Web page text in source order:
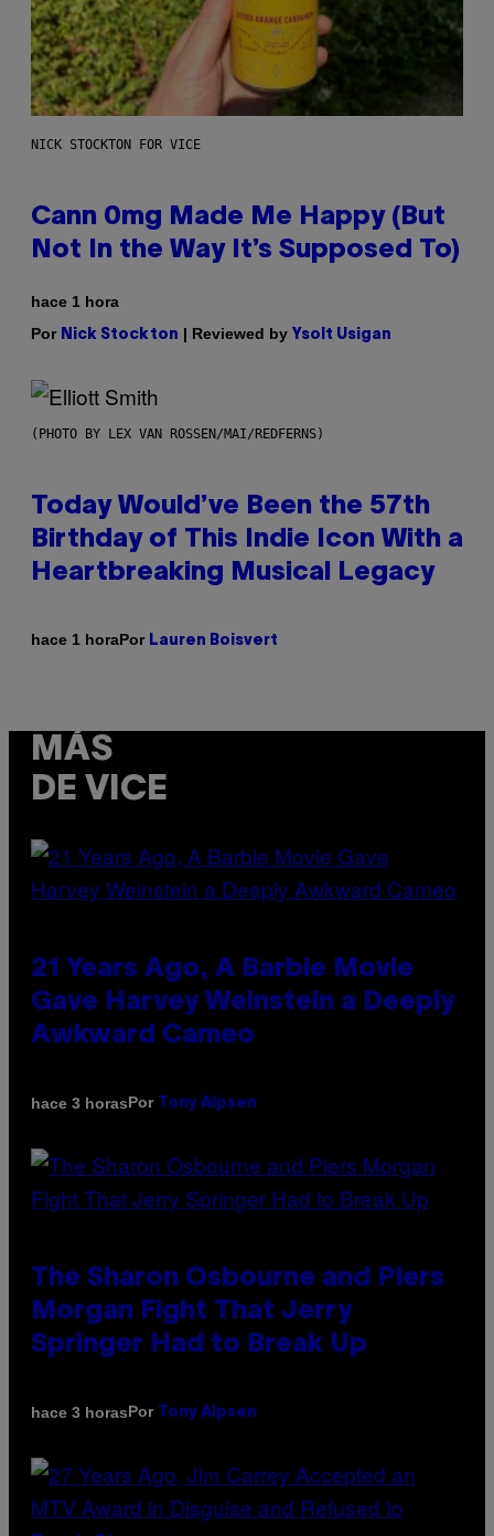
NICK STOCKTON FOR VICE
Cann 0mg Made Me Happy (But
Not In the Way It’s Supposed To)
hace 1 hora
Por Nick Stockton | Reviewed by Ysolt Usigan
(PHOTO BY LEX VAN ROSSEN/MAI/REDFERNS)
Today Would’ve Been the 57th
Birthday of This Indie Icon With a
Heartbreaking Musical Legacy
hace 1 horaPor Lauren Boisvert
MÁS
DE VICE
21 Years Ago, A Barbie Movie
Gave Harvey Weinstein a Deeply
Awkward Cameo
hace 3 horasPor Tony Alpsen
The Sharon Osbourne and Piers
Morgan Fight That Jerry
Springer Had to Break Up
hace 3 horasPor Tony Alpsen